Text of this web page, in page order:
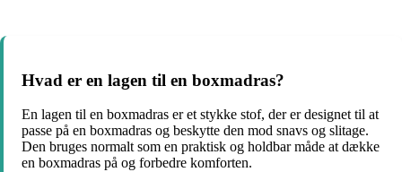
Hvad er en lagen til en boxmadras?
En lagen til en boxmadras er et stykke stof, der er designet til at
passe på en boxmadras og beskytte den mod snavs og slitage.
Den bruges normalt som en praktisk og holdbar måde at dække
en boxmadras på og forbedre komforten.